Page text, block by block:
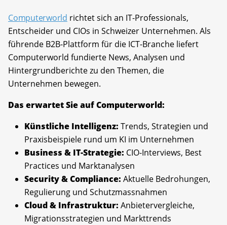
Computerworld richtet sich an IT-Professionals,
Entscheider und CIOs in Schweizer Unternehmen. Als
führende B2B-Plattform für die ICT-Branche liefert
Computerworld fundierte News, Analysen und
Hintergrundberichte zu den Themen, die
Unternehmen bewegen.
Das erwartet Sie auf Computerworld:
Künstliche Intelligenz: Trends, Strategien und
Praxisbeispiele rund um KI im Unternehmen
Business & IT-Strategie: CIO-Interviews, Best
Practices und Marktanalysen
Security & Compliance: Aktuelle Bedrohungen,
Regulierung und Schutzmassnahmen
Cloud & Infrastruktur: Anbietervergleiche,
Migrationsstrategien und Markttrends